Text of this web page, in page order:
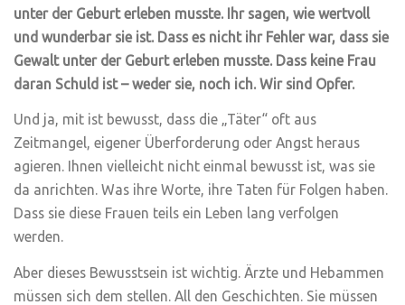
unter der Geburt erleben musste. Ihr sagen, wie wertvoll
und wunderbar sie ist. Dass es nicht ihr Fehler war, dass sie
Gewalt unter der Geburt erleben musste. Dass keine Frau
daran Schuld ist – weder sie, noch ich. Wir sind Opfer.
Und ja, mit ist bewusst, dass die „Täter“ oft aus
Zeitmangel, eigener Überforderung oder Angst heraus
agieren. Ihnen vielleicht nicht einmal bewusst ist, was sie
da anrichten. Was ihre Worte, ihre Taten für Folgen haben.
Dass sie diese Frauen teils ein Leben lang verfolgen
werden.
Aber dieses Bewusstsein ist wichtig. Ärzte und Hebammen
müssen sich dem stellen. All den Geschichten. Sie müssen